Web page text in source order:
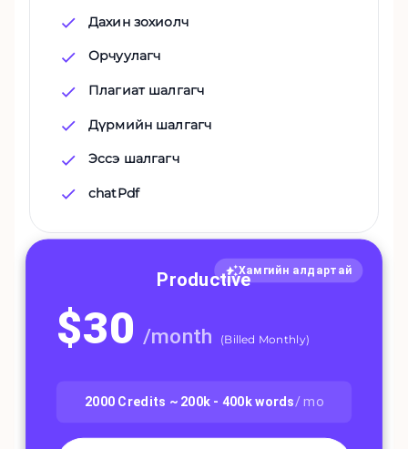
Дахин зохиолч
Орчуулагч
Плагиат шалгагч
Дүрмийн шалгагч
Эссэ шалгагч
chatPdf
Хамгийн алдартай
Productive
$30 /month (Billed Monthly)
2000 Credits ~ 200k - 400kwords/ mo